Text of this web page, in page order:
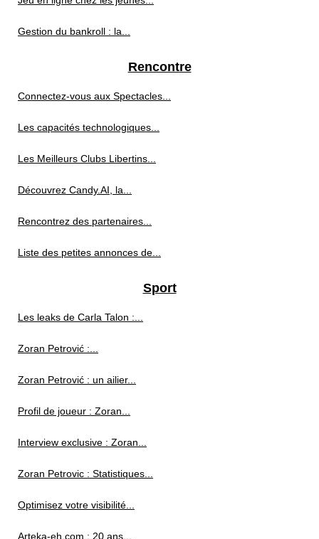
Gestion du bankroll : la...
Rencontre
Connectez-vous aux Spectacles...
Les capacités technologiques...
Les Meilleurs Clubs Libertins...
Découvrez Candy.AI, la...
Rencontrez des partenaires...
Liste des petites annonces de...
Sport
Les leaks de Carla Talon :...
Zoran Petrović :...
Zoran Petrović : un ailier...
Profil de joueur : Zoran...
Interview exclusive : Zoran...
Zoran Petrovic : Statistiques...
Optimisez votre visibilité...
Arteka-eh.com : 20 ans...